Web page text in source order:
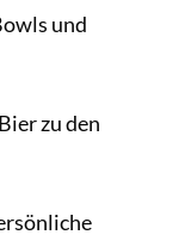
und
zu den